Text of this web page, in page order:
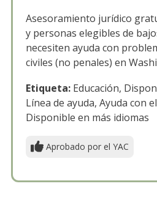
Asesoramiento jurídico
y personas elegibles de
necesiten ayuda con
civiles (no penales) en
Etiqueta: Educación,
Línea de ayuda, Ayuda con
Disponible en más idiomas
Aprobado por el YAC